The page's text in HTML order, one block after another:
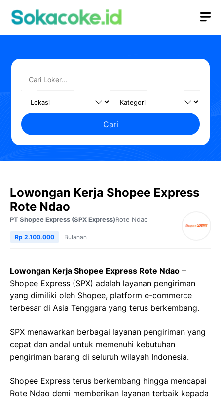
Cari
Lowongan Kerja Shopee Express
Rote Ndao
PT Shopee Express (SPX Express)Rote Ndao
Rp 2.100.000 Bulanan
Lowongan Kerja Shopee Express Rote Ndao –
Shopee Express (SPX) adalah layanan pengiriman
yang dimiliki oleh Shopee, platform e-commerce
terbesar di Asia Tenggara yang terus berkembang.
SPX menawarkan berbagai layanan pengiriman yang
cepat dan andal untuk memenuhi kebutuhan
pengiriman barang di seluruh wilayah Indonesia.
Shopee Express terus berkembang hingga mencapai
Rote Ndao demi memberikan layanan terbaik kepada